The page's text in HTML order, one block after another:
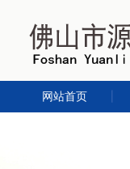
网站首页